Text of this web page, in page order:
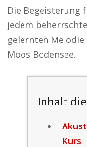
Die Begeisterung
jedem
gelernten Melodie
Moos Bodensee.
Inhalt
Kurs